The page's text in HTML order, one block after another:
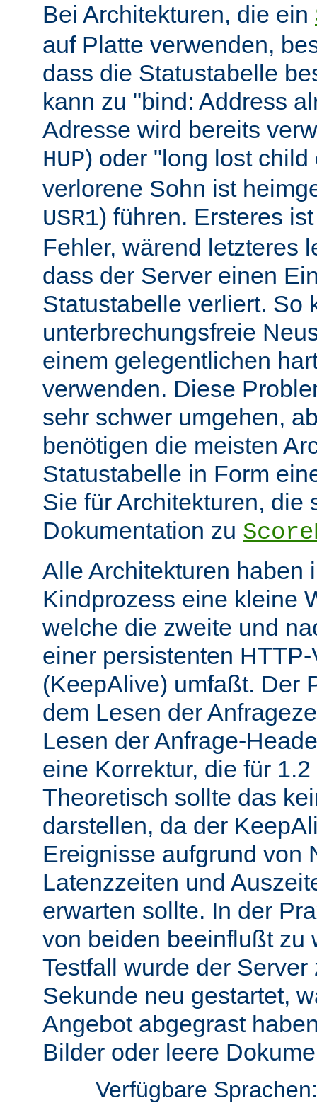
Bei Architekturen, die ein
auf Platte verwenden,
dass die Statustabelle
kann zu "bind: Address
Adresse wird bereits
HUP) oder "long lost
verlorene Sohn ist
USR1) führen. Ersteres
Fehler, wärend letzteres
dass der Server einen
Statustabelle verliert. So
unterbrechungsfreie
einem gelegentlichen
verwenden. Diese
sehr schwer umgehen,
benötigen die meisten
Statustabelle in Form
Sie für Architekturen, die
Dokumentation zu
Alle Architekturen haben
Kindprozess eine kleine
welche die zweite und
einer persistenten
(KeepAlive) umfaßt. Der
dem Lesen der
Lesen der Anfrage-
eine Korrektur, die für
Theoretisch sollte das
darstellen, da der
Ereignisse aufgrund von
Latenzzeiten und
erwarten sollte. In der
von beiden beeinflußt zu
Testfall wurde der
Sekunde neu gestartet,
Angebot abgegrast
Bilder oder leere
Verfügbare